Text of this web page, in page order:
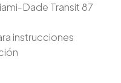
Dade Transit 87
instrucciones